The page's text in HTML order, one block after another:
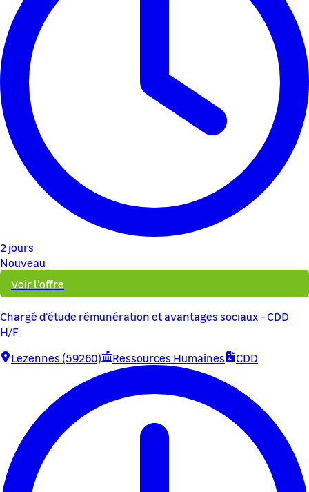
2 jours
Nouveau
Voir l'offre
Chargé d'étude rémunération et avantages sociaux - CDD
H/F
Lezennes (59260)
Ressources Humaines CDD